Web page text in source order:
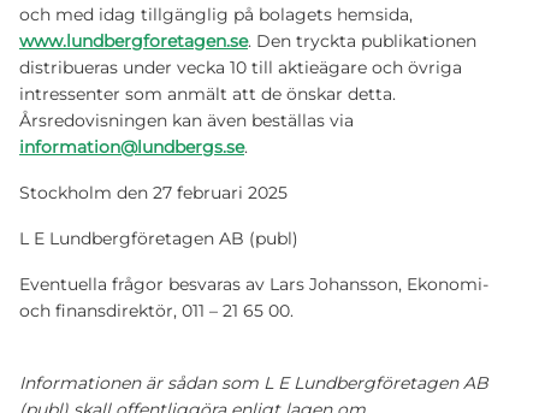
och med idag tillgänglig på bolagets hemsida,
www.lundbergforetagen.se. Den tryckta publikationen
distribueras under vecka 10 till aktieägare och övriga
intressenter som anmält att de önskar detta.
Årsredovisningen kan även beställas via
information@lundbergs.se.
Stockholm den 27 februari 2025
L E Lundbergföretagen AB (publ)
Eventuella frågor besvaras av Lars Johansson, Ekonomi-
och finansdirektör, 011 – 21 65 00.
Informationen är sådan som L E Lundbergföretagen AB